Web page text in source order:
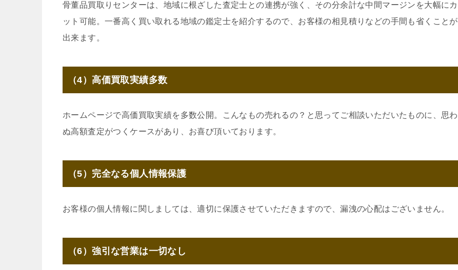
骨董品買取りセンターは、地域に根ざした査定士との連携が強く、その分余計な中間マージンを大幅にカ
ット可能。一番高く買い取れる地域の鑑定士を紹介するので、お客様の相見積りなどの手間も省くことが
出来ます。
（4）高価買取実績多数
ホームページで高価買取実績を多数公開。こんなもの売れるの？と思ってご相談いただいたものに、思わ
ぬ高額査定がつくケースがあり、お喜び頂いております。
（5）完全なる個人情報保護
お客様の個人情報に関しましては、適切に保護させていただきますので、漏洩の心配はございません。
（6）強引な営業は一切なし